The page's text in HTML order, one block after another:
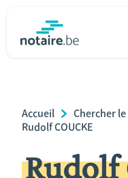
Relations et vivre
Héritage et donations
Accueil
Chercher
Rudolf COUCKE
Rudolf